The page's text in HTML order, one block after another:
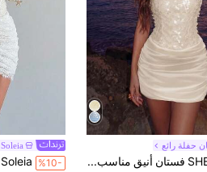
حفلة رائع
SHEIN Allurite فستان أنيق مناسب للنساء بتصميم مضبوط بدون أكمام وطول ميني، مرصع بالترتر، مناسب للسفر والعطلات وحفلات الموسيقى وحفلات التخرج
Soleia
%10-